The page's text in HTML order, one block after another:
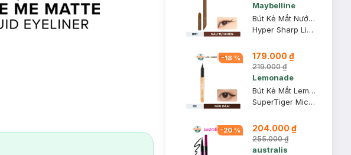
Maybelline
Bút Kẻ Mắt Nước Maybelline Sắc Mảnh BR1 Nâu Tự Nhiên 0.4g
Hyper Sharp Liner Extreme #BR-1 Natural Brown
-18 % 179.000 ₫
219.000 ₫
Lemonade
Bút Kẻ Mắt Lemonade Siêu Mảnh 02 Brown Nâu Đậm 1g
SuperTiger Micro Eyeliner
-20% 204.000 ₫
255.000 ₫
australis